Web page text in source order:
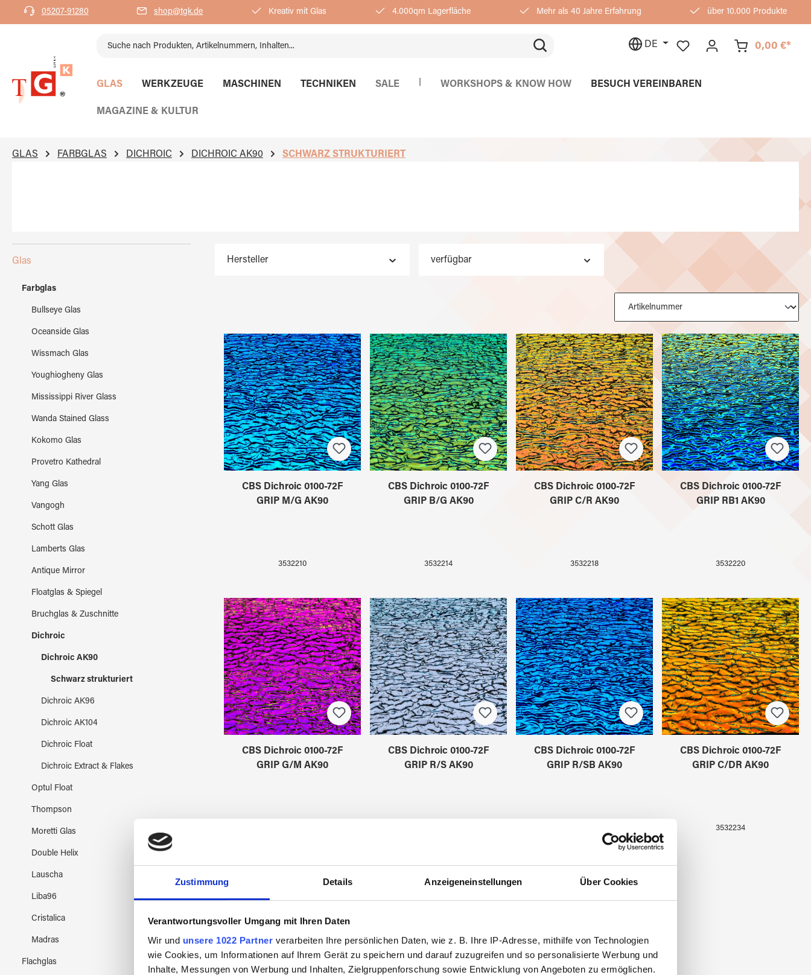
Zustimmung Details Anzeigeneinstellungen Über Cookies
Verantwortungsvoller Umgang mit Ihren Daten
Wir und unsere 1022 Partner verarbeiten Ihre persönlichen Daten, wie z. B. Ihre IP-Adresse, mithilfe von Technologien
wie Cookies, um Informationen auf Ihrem Gerät zu speichern und darauf zuzugreifen und so personalisierte Werbung und
Inhalte, Messungen von Werbung und Inhalten, Zielgruppenforschung sowie Entwicklung von Angeboten zu ermöglichen.
Zur Hauptnavigation springen
05207-91280 shop@tgk.de Kreativ mit Glas 4.000qm Lagerfläche Mehr als 40 Jahre Erfahrung über 10.000 Produkte
DE 0,00 €*
GLAS WERKZEUGE MASCHINEN TECHNIKEN SALE WORKSHOPS & KNOW HOW BESUCH VEREINBAREN
MAGAZINE & KULTUR
GLAS FARBGLAS DICHROIC DICHROIC AK90 SCHWARZ STRUKTURIERT
Glas
Farbglas
Bullseye Glas
Oceanside Glas
Wissmach Glas
Youghiogheny Glas
Mississippi River Glass
Wanda Stained Glass
Kokomo Glas
Provetro Kathedral
Yang Glas
Vangogh
Schott Glas
Lamberts Glas
Antique Mirror
Floatglas & Spiegel
Bruchglas & Zuschnitte
Dichroic
Dichroic AK90
Schwarz strukturiert
Dichroic AK96
Dichroic AK104
Dichroic Float
Dichroic Extract & Flakes
Optul Float
Thompson
Moretti Glas
Double Helix
Lauscha
Liba96
Cristalica
Madras
Flachglas
Hersteller verfügbar
CBS Dichroic 0100-72F
GRIP M/G AK90
3532210
CBS Dichroic 0100-72F
GRIP B/G AK90
3532214
CBS Dichroic 0100-72F
GRIP C/R AK90
3532218
CBS Dichroic 0100-72F
GRIP RB1 AK90
3532220
CBS Dichroic 0100-72F
GRIP G/M AK90
CBS Dichroic 0100-72F
GRIP R/S AK90
CBS Dichroic 0100-72F
GRIP R/SB AK90
CBS Dichroic 0100-72F
GRIP C/DR AK90
3532234